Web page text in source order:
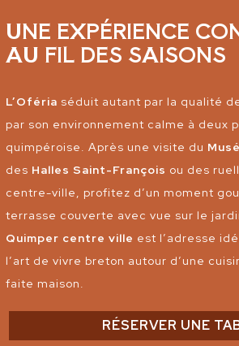
UNE EXPÉRIENCE
AU FIL DES SAISONS
L’Oféria séduit autant par la qualité
par son environnement calme à deux
quimpéroise. Après une visite du
des Halles Saint-François ou des
centre-ville, profitez d’un moment
terrasse couverte avec vue sur le
Quimper centre ville est l’adresse
l’art de vivre breton autour d’une
faite maison.
RÉSERVER UNE